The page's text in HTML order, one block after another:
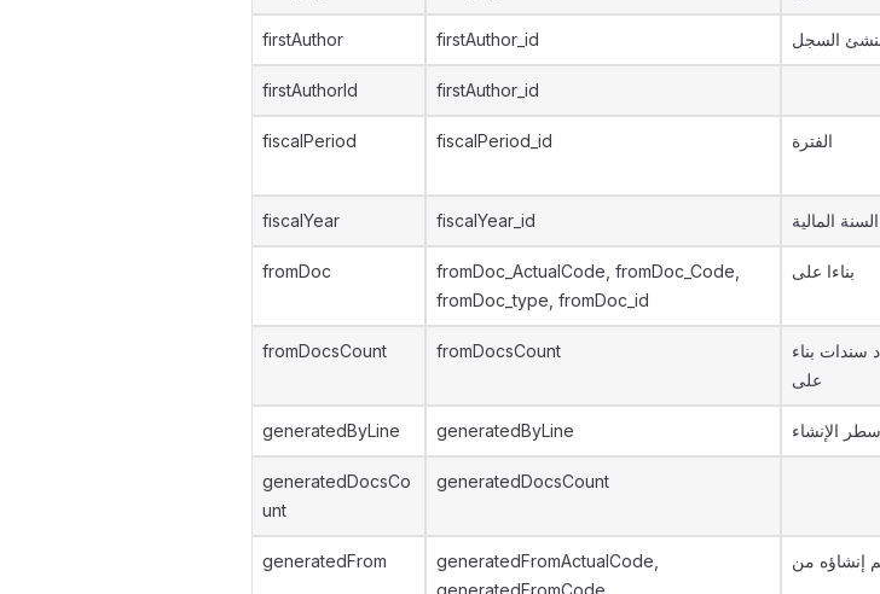
firstAuthor firstAuthor_id السجل
firstAuthorId firstAuthor_id
fiscalPeriod fiscalPeriod_id الفترة
fiscalYear fiscalYear_id السنة المالية
fromDoc
fromDoc_ActualCode, fromDoc_Code,
fromDoc_type, fromDoc_id
بناءا على
fromDocsCount fromDocsCount
سندات بناء
على
generatedByLine generatedByLine الإنشاء
generatedDocsCo
unt
generatedDocsCount
generatedFrom
generatedFromActualCode,
generatedFromCode,
إنشاؤه من